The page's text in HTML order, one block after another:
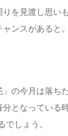
を見渡し思い
ンスがあると。
の今月は落ち
となっている
でしょう。